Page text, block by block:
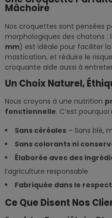
Mâchoire
Nos croquettes sont pensées
morphologiques des chatons :
mm) est idéale pour faciliter
mastication, et réduire le
croquante aide aussi à
Un Choix Naturel,
Nous croyons à une nutrition
fonctionnelle. C’est
Sans céréales – Sans blé,
Sans colorants ni
Élaborée avec des
l’agriculture responsable
Fabriquée dans le
Ce Que Disent Nos